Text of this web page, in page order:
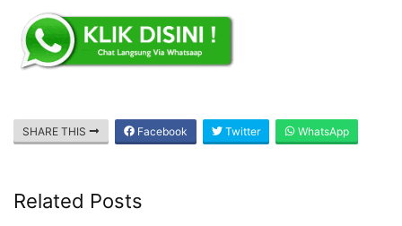
SHARE THIS Facebook Twitter WhatsApp
Related Posts